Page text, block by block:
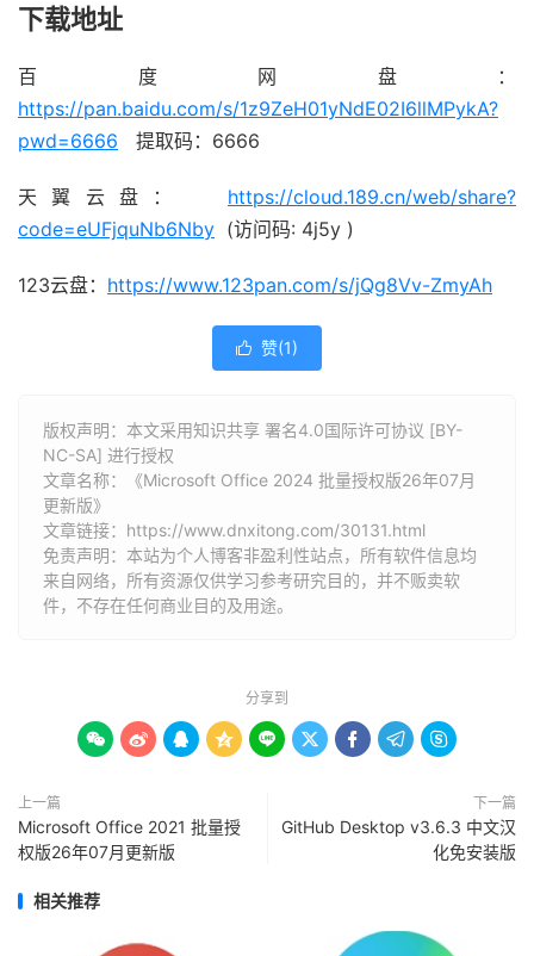
下载地址
百度网盘：
https://pan.baidu.com/s/1z9ZeH01yNdE02I6llMPykA?
pwd=6666 提取码：6666
天翼云盘： https://cloud.189.cn/web/share?
code=eUFjquNb6Nby (访问码: 4j5y )
123云盘： https://www.123pan.com/s/jQg8Vv-ZmyAh
 赞(1)
版权声明：本文采用知识共享 署名4.0国际许可协议 [BY-
NC-SA] 进行授权
文章名称：《Microsoft Office 2024 批量授权版26年07月
更新版》
文章链接： https://www.dnxitong.com/30131.html
免责声明：本站为个人博客非盈利性站点，所有软件信息均
来自网络，所有资源仅供学习参考研究目的，并不贩卖软
件，不存在任何商业目的及用途。
分享到
        
上一篇
Microsoft Office 2021 批量授
权版26年07月更新版
下一篇
GitHub Desktop v3.6.3 中文汉
化免安装版
相关推荐